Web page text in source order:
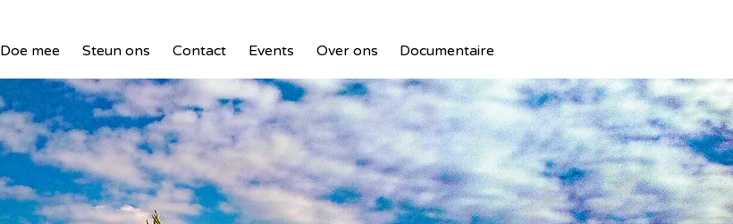
Doe mee Steun ons Contact Events Over ons Documentaire